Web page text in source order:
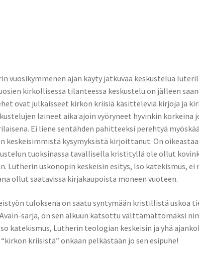
vuosikymmenen ajan käyty jatkuvaa keskustelua
kirkollisessa tilanteessa keskustelu on jälleen
ovat julkaisseet kirkon kriisiä käsitteleviä kirjoja ja
laineet aika ajoin vyöryneet hyvinkin korkeina
Ei liene sentähden pahitteeksi perehtyä
keskeisimmistä kysymyksistä kirjoittanut. On
tuoksinassa tavallisella kristityllä ole ollut
Lutherin uskonopin keskeisin esitys, Iso katekismus, ei
ollut saatavissa kirjakaupoista moneen vuoteen.
tuloksena on saatu syntymään kristillistä uskoa
sarja, on sen alkuun katsottu välttämättömäksi
katekismus, Lutherin teologian keskeisin ja yhä
kriisistä” onkaan pelkästään jo sen esipuhe!